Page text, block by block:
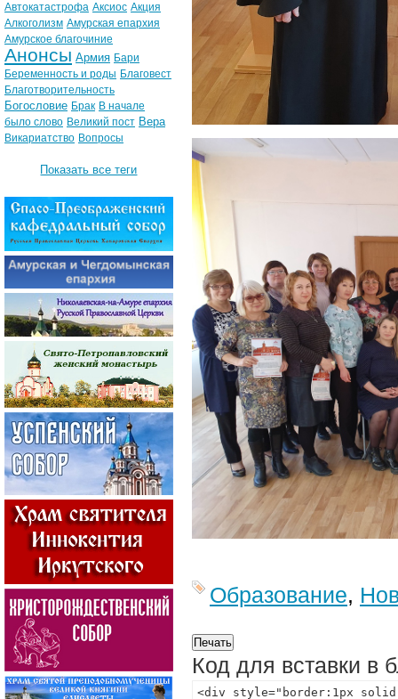
Образование,
Код для вставки в
Автокатастрофа Аксиос Акция
Алкоголизм Амурская епархия
Амурское благочиние
Анонсы Армия Бари
Беременность и роды Благовест
Благотворительность
Богословие Брак В начале
было слово Великий пост Вера
Викариатство Вопросы
Показать все теги